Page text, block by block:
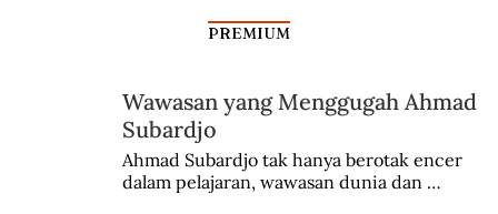
Mengenal Pak Dal, Pencipta Lagu
Bintang Kecil
PREMIUM
Wawasan yang Menggugah Ahmad
Subardjo
Ahmad Subardjo tak hanya berotak encer
dalam pelajaran, wawasan dunia dan